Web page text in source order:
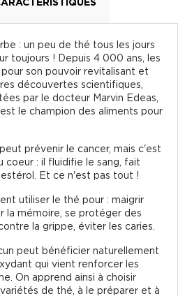
: un peu de thé tous les jours
toujours ! Depuis 4 000 ans, les
son pouvoir revitalisant et
découvertes scientifiques,
par le docteur Marvin Edeas,
le champion des aliments pour
prévenir le cancer, mais c'est
coeur : il fluidifie le sang, fait
Et ce n'est pas tout !
utiliser le thé pour : maigrir
la mémoire, se protéger des
la grippe, éviter les caries.
peut bénéficier naturellement
qui vient renforcer les
On apprend ainsi à choisir
de thé, à le préparer et à